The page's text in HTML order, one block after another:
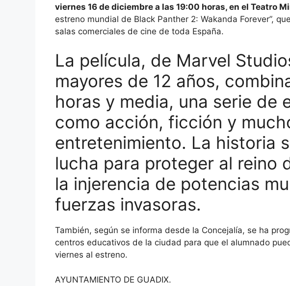
viernes 16 de diciembre a las 19:00 horas, en el Teatro
estreno mundial de Black Panther 2: Wakanda Forever”,
salas comerciales de cine de toda España.
La película, de Marvel
mayores de 12 años,
horas y media, una serie de
como acción, ficción y
entretenimiento. La historia
lucha para proteger al reino
la injerencia de potencias
fuerzas invasoras.
También, según se informa desde la Concejalía, se ha
centros educativos de la ciudad para que el alumnado
viernes al estreno.
AYUNTAMIENTO DE GUADIX.